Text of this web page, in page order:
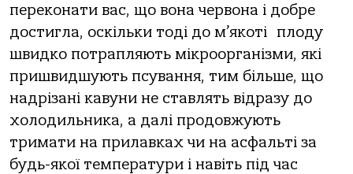
переконати вас, що вона червона і добре
достигла, оскільки тоді до м’якоті плоду
швидко потрапляють мікроорганізми, які
пришвидшують псування, тим більше, що
надрізані кавуни не ставлять відразу до
холодильника, а далі продовжують
тримати на прилавках чи на асфальті за
будь-якої температури і навіть під час